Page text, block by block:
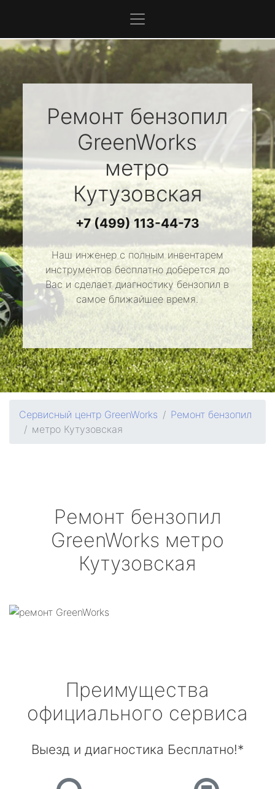
Ремонт бензопил
GreenWorks
метро
Кутузовская
+7 (499) 113-44-73
Наш инженер с полным инвентарем
инструментов бесплатно доберется до
Вас и сделает диагностику бензопил в
самое ближайшее время.
Сервисный центр GreenWorks
Ремонт бензопил
метро Кутузовская
Ремонт бензопил
GreenWorks метро
Кутузовская
Преимущества
официального сервиса
Выезд и диагностика Бесплатно!*